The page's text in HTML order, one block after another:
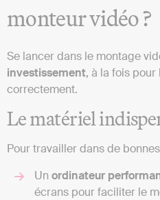
monteur vidéo ?
Se lancer dans le montage
investissement, à la fois
correctement.
Le matériel
Pour travailler dans de
Un ordinateur
écrans pour faciliter le